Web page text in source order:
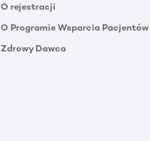
O rejestracji
O Programie Wsparcia Pacjentów
Zdrowy Dawca